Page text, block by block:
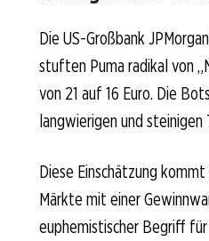
Die US-Großbank
stuften Puma radikal von
von 21 auf 16 Euro. Die
langwierigen und steinigen
Diese Einschätzung
Märkte mit einer
euphemistischer Begriff